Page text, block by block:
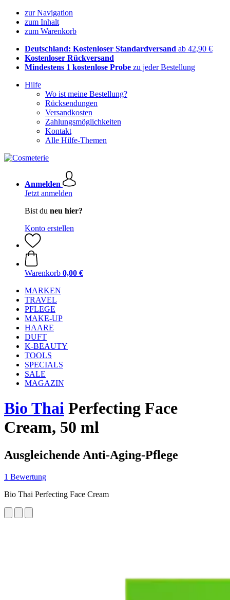
zur Navigation
zum Inhalt
zum Warenkorb
Deutschland: Kostenloser Standardversand ab 42,90 €
Kostenloser Rückversand
Mindestens 1 kostenlose Probe zu jeder Bestellung
Hilfe
Wo ist meine Bestellung?
Rücksendungen
Versandkosten
Zahlungsmöglichkeiten
Kontakt
Alle Hilfe-Themen
Anmelden
Jetzt anmelden
Bist du neu hier?
Konto erstellen
Warenkorb 0,00 €
MARKEN
TRAVEL
PFLEGE
MAKE-UP
HAARE
DUFT
K-BEAUTY
TOOLS
SPECIALS
SALE
MAGAZIN
Bio Thai Perfecting Face
Cream, 50 ml
Ausgleichende Anti-Aging-Pflege
1 Bewertung
Bio Thai Perfecting Face Cream